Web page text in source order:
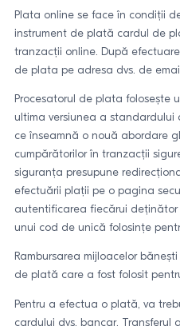
Plata online se face în condiții
instrument de plată cardul de
tranzacții online. După
de plata pe adresa dvs. de
Procesatorul de plata folosește
ultima versiunea a standardului
ce înseamnă o nouă abordare
cumpărătorilor în tranzacții
siguranța presupune
efectuării plații pe o pagina
autentificarea fiecărui
unui cod de unică folosințe
Rambursarea mijloacelor
de plată care a fost folosit
Pentru a efectua o plată, va
cardului dvs. bancar. Transferul